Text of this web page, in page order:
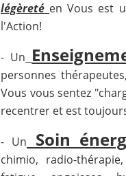
légèreté en Vous est
l'Action!
- Un
personnes
Vous vous sentez
recentrer et est
- Un Soin
chimio, radio-